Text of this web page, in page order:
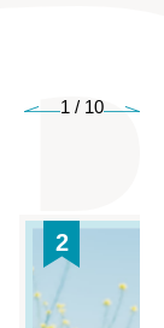
1 / 10
2